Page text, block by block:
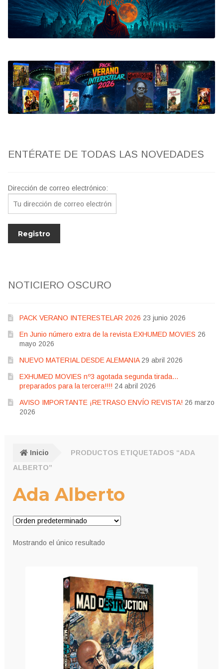
Bluray
Clasificada S
artwork
fantaterror
Jesús Franco
ENTÉRATE DE TODAS LAS NOVEDADES
Dirección de correo electrónico:
NOTICIERO OSCURO
PACK VERANO INTERESTELAR 2026 23 junio 2026
En Junio número extra de la revista EXHUMED MOVIES 26
mayo 2026
NUEVO MATERIAL DESDE ALEMANIA 29 abril 2026
EXHUMED MOVIES nº3 agotada segunda tirada…
preparados para la tercera!!!! 24 abril 2026
AVISO IMPORTANTE ¡RETRASO ENVÍO REVISTA! 26 marzo
2026
Inicio
PRODUCTOS ETIQUETADOS “ADA
ALBERTO”
Ada Alberto
Mostrando el único resultado